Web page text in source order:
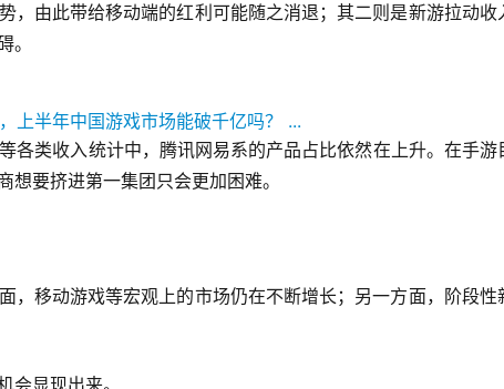
由此带给移动端的红利可能随之消退；其二则是新游拉动收
。
类收入统计中，腾讯网易系的产品占比依然在上升。在手游
要挤进第一集团只会更加困难。
移动游戏等宏观上的市场仍在不断增长；另一方面，阶段性